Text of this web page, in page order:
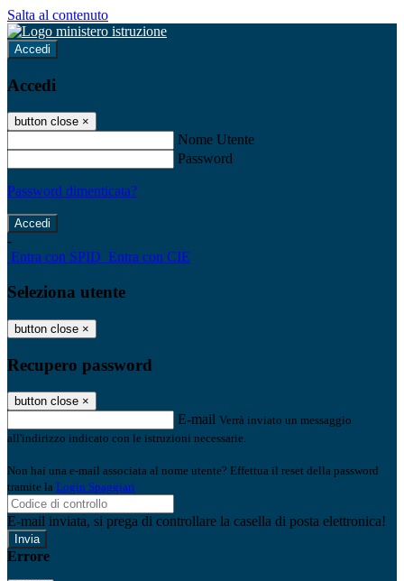
Salta al contenuto
Accedi
Accedi
button close ×
Nome Utente
Password
Password dimenticata?
-
Entra con SPID Entra con CIE
Seleziona utente
button close ×
Recupero password
button close ×
E-mail Verrà inviato un messaggio
all'indirizzo indicato con le istruzioni necessarie.
Non hai una e-mail associata al nome utente? Effettua il reset della password
tramite la Login Spaggiari
E-mail inviata, si prega di controllare la casella di posta elettronica!
Errore